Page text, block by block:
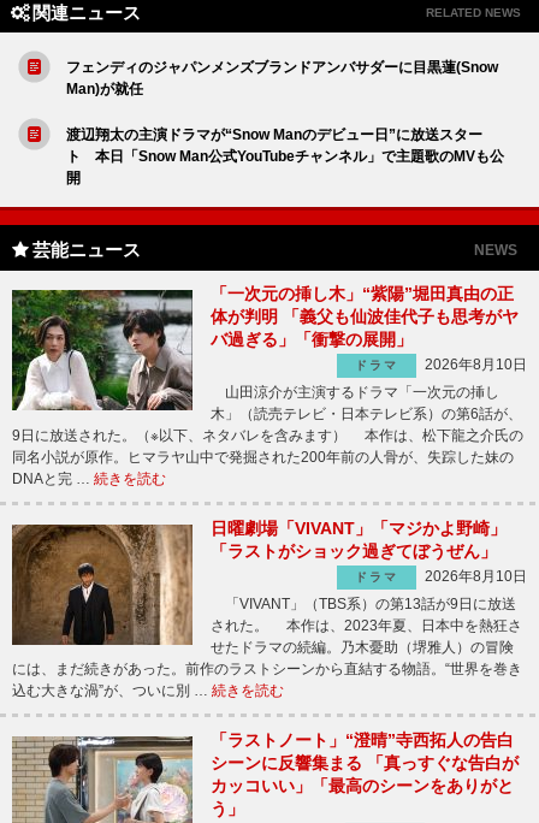
関連ニュース RELATED NEWS
フェンディのジャパンメンズブランドアンバサダーに目黒蓮(Snow
Man)が就任
渡辺翔太の主演ドラマが“Snow Manのデビュー日”に放送スター
ト 本日「Snow Man公式YouTubeチャンネル」で主題歌のMVも公
開
芸能ニュース NEWS
「一次元の挿し木」“紫陽”堀田真由の正
体が判明 「義父も仙波佳代子も思考がヤ
バ過ぎる」「衝撃の展開」
ドラマ
2026年8月10日
山田涼介が主演するドラマ「一次元の挿し
木」（読売テレビ・日本テレビ系）の第6話が、
9日に放送された。（※以下、ネタバレを含みます） 本作は、松下龍之介氏の
同名小説が原作。ヒマラヤ山中で発掘された200年前の人骨が、失踪した妹の
DNAと完 … 続きを読む
日曜劇場「VIVANT」「マジかよ野崎」
「ラストがショック過ぎてぼうぜん」
ドラマ
2026年8月10日
「VIVANT」（TBS系）の第13話が9日に放送
された。 本作は、2023年夏、日本中を熱狂さ
せたドラマの続編。乃木憂助（堺雅人）の冒険
には、まだ続きがあった。前作のラストシーンから直結する物語。“世界を巻き
込む大きな渦”が、ついに別 … 続きを読む
「ラストノート」“澄晴”寺西拓人の告白
シーンに反響集まる 「真っすぐな告白が
カッコいい」「最高のシーンをありがと
う」